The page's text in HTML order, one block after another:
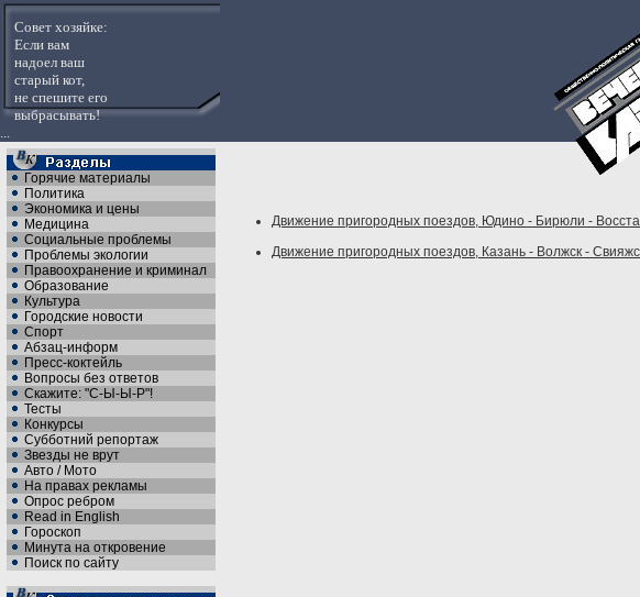
Совет хозяйке:
Если вам
надоел ваш
старый кот,
не спешите его
выбрасывать!
...
Горячие материалы
Политика
Экономика и цены
Медицина
Социальные проблемы
Проблемы экологии
Правоохранение и криминал
Образование
Культура
Городские новости
Спорт
Абзац-информ
Пресс-коктейль
Вопросы без ответов
Скажите: "С-Ы-Ы-Р"!
Тесты
Конкурсы
Субботний репортаж
Звезды не врут
Авто / Мото
На правах рекламы
Опрос ребром
Read in English
Гороскоп
Минута на откровение
Поиск по сайту
Движение пригородных поездов, Юдино - Бирюли -
Движение пригородных поездов, Казань - Волжск -